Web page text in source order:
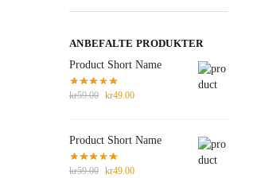
ANBEFALTE PRODUKTER
Product Short Name
kr59.00 kr49.00
Product Short Name
kr59.00 kr49.00